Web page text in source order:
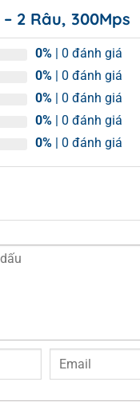
2 Râu, 300Mps
0% | 0 đánh giá
0% | 0 đánh giá
0% | 0 đánh giá
0% | 0 đánh giá
0% | 0 đánh giá